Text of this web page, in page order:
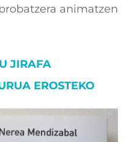
animatzen
JIRAFA
EROSTEKO